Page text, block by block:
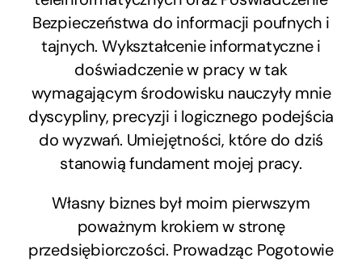
Bezpieczeństwa do informacji poufnych i
tajnych. Wykształcenie informatyczne i
doświadczenie w pracy w tak
wymagającym środowisku nauczyły mnie
dyscypliny, precyzji i logicznego podejścia
do wyzwań. Umiejętności, które do dziś
stanowią fundament mojej pracy.
Własny biznes był moim pierwszym
poważnym krokiem w stronę
przedsiębiorczości. Prowadząc Pogotowie